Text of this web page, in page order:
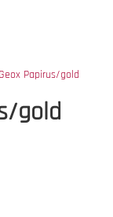
gold